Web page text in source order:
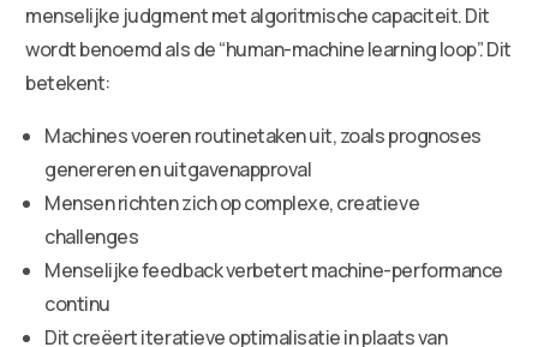
menselijke judgment met algoritmische capaciteit. Dit
wordt benoemd als de “human-machine learning loop”. Dit
betekent:
Machines voeren routinetaken uit, zoals prognoses
genereren en uitgavenapproval
Mensen richten zich op complexe, creatieve
challenges
Menselijke feedback verbetert machine-performance
continu
Dit creëert iteratieve optimalisatie in plaats van